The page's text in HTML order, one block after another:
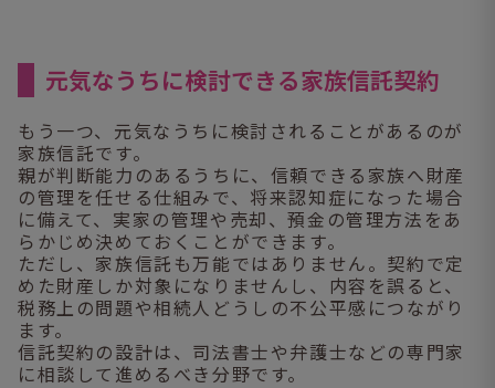
元気なうちに検討できる家族信託契約
もう一つ、元気なうちに検討されることがあるのが
家族信託です。
親が判断能力のあるうちに、信頼できる家族へ財産
の管理を任せる仕組みで、将来認知症になった場合
に備えて、実家の管理や売却、預金の管理方法をあ
らかじめ決めておくことができます。
ただし、家族信託も万能ではありません。契約で定
めた財産しか対象になりませんし、内容を誤ると、
税務上の問題や相続人どうしの不公平感につながり
ます。
信託契約の設計は、司法書士や弁護士などの専門家
に相談して進めるべき分野です。